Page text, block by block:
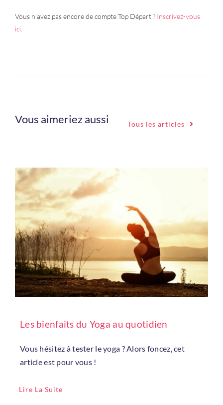
Vous n'avez pas encore de compte Top Départ ? Inscrivez-vous
ici.
Vous aimeriez aussi Tous les articles
Les bienfaits du Yoga au quotidien
Vous hésitez à tester le yoga ? Alors foncez, cet
article est pour vous !
Lire La Suite